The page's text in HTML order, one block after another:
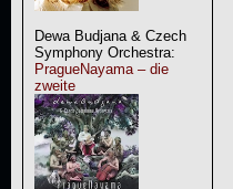
Dewa Budjana & Czech
Symphony Orchestra:
PragueNayama – die
zweite